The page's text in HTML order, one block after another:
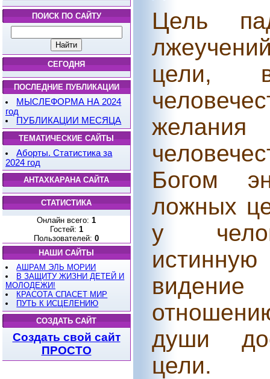
ПОИСК ПО САЙТУ
СЕГОДНЯ
ПОСЛЕДНИЕ ПУБЛИКАЦИИ
МЫСЛЕФОРМА НА 2024
год
ПУБЛИКАЦИИ МЕСЯЦА
ТЕМАТИЧЕСКИЕ САЙТЫ
Аборты. Статистика за
2024 год
АНТАХКАРАНА САЙТА
СТАТИСТИКА
Онлайн всего: 1
Гостей: 1
Пользователей: 0
НАШИ САЙТЫ
АШРАМ ЭЛЬ МОРИИ
В ЗАЩИТУ ЖИЗНИ ДЕТЕЙ И
МОЛОДЕЖИ!
КРАСОТА СПАСЕТ МИР
ПУТЬ К ИСЦЕЛЕНИЮ
СОЗДАТЬ САЙТ
Создать свой сайт
ПРОСТО
Цель
цели,
Богом
ложных
у
души
цели.